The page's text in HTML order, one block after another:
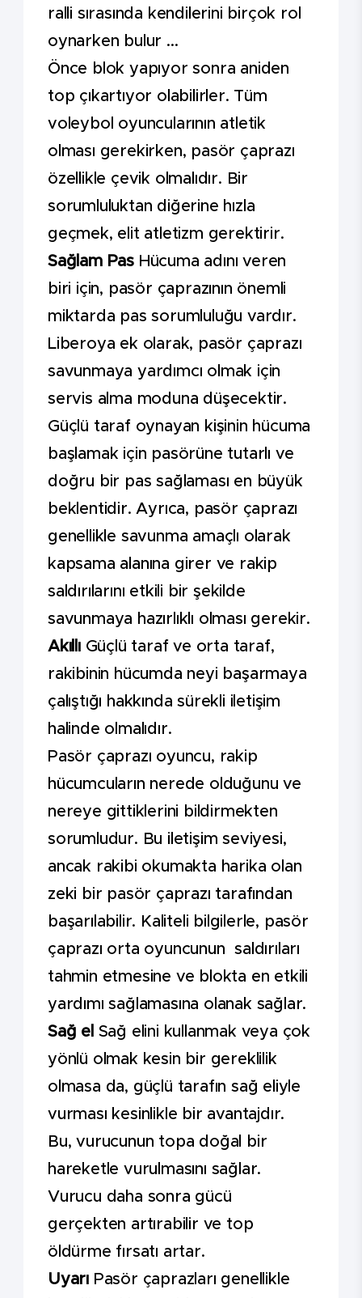
ralli sırasında kendilerini birçok rol
oynarken bulur ...
Önce blok yapıyor sonra aniden
top çıkartıyor olabilirler. Tüm
voleybol oyuncularının atletik
olması gerekirken, pasör çaprazı
özellikle çevik olmalıdır. Bir
sorumluluktan diğerine hızla
geçmek, elit atletizm gerektirir.
Sağlam Pas Hücuma adını veren
biri için, pasör çaprazının önemli
miktarda pas sorumluluğu vardır.
Liberoya ek olarak, pasör çaprazı
savunmaya yardımcı olmak için
servis alma moduna düşecektir.
Güçlü taraf oynayan kişinin hücuma
başlamak için pasörüne tutarlı ve
doğru bir pas sağlaması en büyük
beklentidir. Ayrıca, pasör çaprazı
genellikle savunma amaçlı olarak
kapsama alanına girer ve rakip
saldırılarını etkili bir şekilde
savunmaya hazırlıklı olması gerekir.
Akıllı Güçlü taraf ve orta taraf,
rakibinin hücumda neyi başarmaya
çalıştığı hakkında sürekli iletişim
halinde olmalıdır.
Pasör çaprazı oyuncu, rakip
hücumcuların nerede olduğunu ve
nereye gittiklerini bildirmekten
sorumludur. Bu iletişim seviyesi,
ancak rakibi okumakta harika olan
zeki bir pasör çaprazı tarafından
başarılabilir. Kaliteli bilgilerle, pasör
çaprazı orta oyuncunun saldırıları
tahmin etmesine ve blokta en etkili
yardımı sağlamasına olanak sağlar.
Sağ el Sağ elini kullanmak veya çok
yönlü olmak kesin bir gereklilik
olmasa da, güçlü tarafın sağ eliyle
vurması kesinlikle bir avantajdır.
Bu, vurucunun topa doğal bir
hareketle vurulmasını sağlar.
Vurucu daha sonra gücü
gerçekten artırabilir ve top
öldürme fırsatı artar.
Uyarı Pasör çaprazları genellikle